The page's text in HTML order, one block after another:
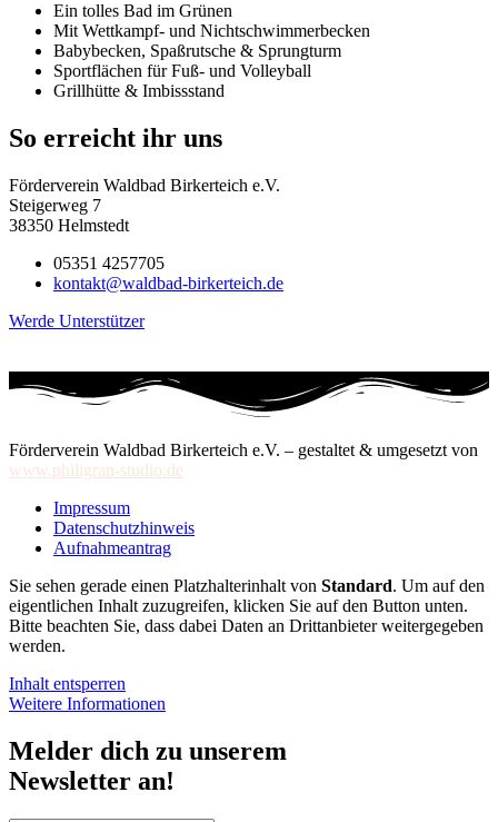
Ein tolles Bad im Grünen
Mit Wettkampf- und Nichtschwimmerbecken
Babybecken, Spaßrutsche & Sprungturm
Sportflächen für Fuß- und Volleyball
Grillhütte & Imbissstand
So erreicht ihr uns
Förderverein Waldbad Birkerteich e.V.
Steigerweg 7
38350 Helmstedt
05351 4257705
kontakt@waldbad-birkerteich.de
Werde Unterstützer
Förderverein Waldbad Birkerteich e.V. – gestaltet & umgesetzt von
www.philigran-studio.de
Impressum
Datenschutzhinweis
Aufnahmeantrag
Sie sehen gerade einen Platzhalterinhalt von Standard. Um auf den
eigentlichen Inhalt zuzugreifen, klicken Sie auf den Button unten.
Bitte beachten Sie, dass dabei Daten an Drittanbieter weitergegeben
werden.
Inhalt entsperren
Weitere Informationen
Melder dich zu unserem
Newsletter an!